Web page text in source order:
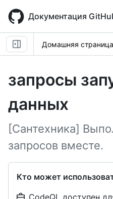
main
content
Документация
Домашняя страница
запросы
данных
[Сантехника]
запросов вместе.
Кто может
CodeQL доступен